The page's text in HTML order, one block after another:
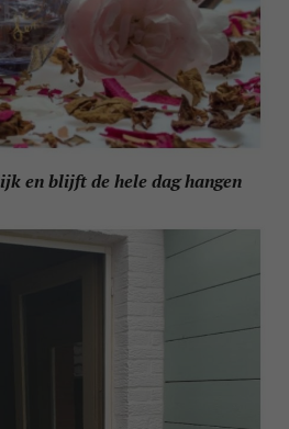
en blijft de hele dag hangen